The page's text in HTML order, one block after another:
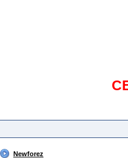
Newforez